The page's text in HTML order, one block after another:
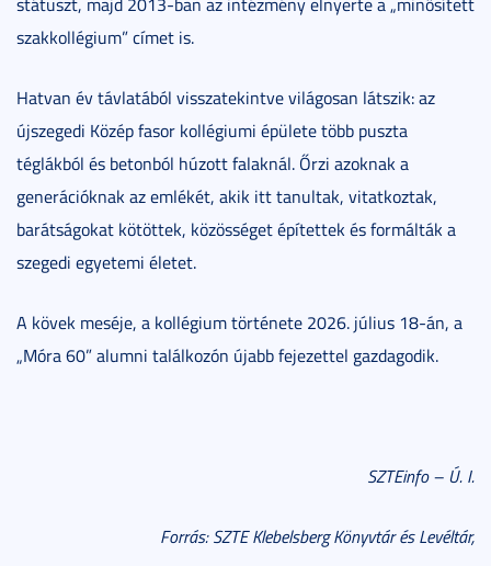
szakkollégium” címet is.
Hatvan év távlatából visszatekintve világosan látszik: az
újszegedi Közép fasor kollégiumi épülete több puszta
téglákból és betonból húzott falaknál. Őrzi azoknak a
generációknak az emlékét, akik itt tanultak, vitatkoztak,
barátságokat kötöttek, közösséget építettek és formálták a
szegedi egyetemi életet.
A kövek meséje, a kollégium története 2026. július 18-án, a
„Móra 60” alumni találkozón újabb fejezettel gazdagodik.
SZTEinfo – Ú. I.
Forrás: SZTE Klebelsberg Könyvtár és Levéltár,